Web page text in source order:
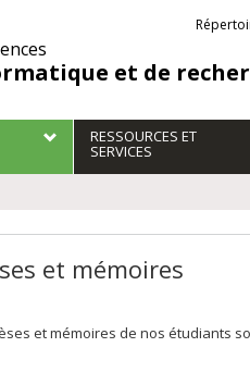
et de
Liens
RESSOURCES ET
SERVICES
et mémoires
et mémoires de nos étudiants